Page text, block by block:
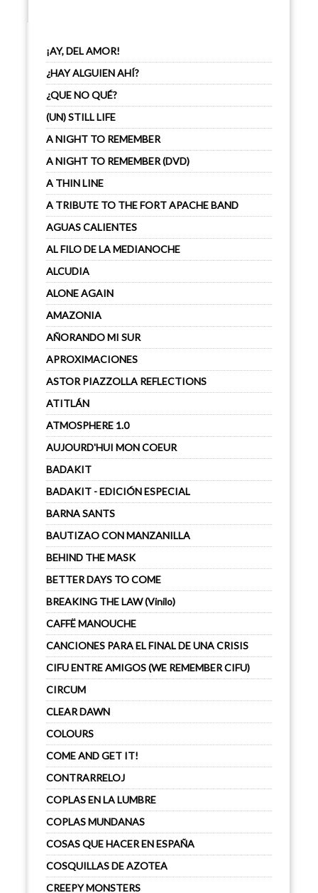
¡AY, DEL AMOR!
¿HAY ALGUIEN AHÍ?
¿QUE NO QUÉ?
(UN) STILL LIFE
A NIGHT TO REMEMBER
A NIGHT TO REMEMBER (DVD)
A THIN LINE
A TRIBUTE TO THE FORT APACHE BAND
AGUAS CALIENTES
AL FILO DE LA MEDIANOCHE
ALCUDIA
ALONE AGAIN
AMAZONIA
AÑORANDO MI SUR
APROXIMACIONES
ASTOR PIAZZOLLA REFLECTIONS
ATITLÁN
ATMOSPHERE 1.0
AUJOURD'HUI MON COEUR
BADAKIT
BADAKIT - EDICIÓN ESPECIAL
BARNA SANTS
BAUTIZAO CON MANZANILLA
BEHIND THE MASK
BETTER DAYS TO COME
BREAKING THE LAW (Vinilo)
CAFFË MANOUCHE
CANCIONES PARA EL FINAL DE UNA CRISIS
CIFU ENTRE AMIGOS (WE REMEMBER CIFU)
CIRCUM
CLEAR DAWN
COLOURS
COME AND GET IT!
CONTRARRELOJ
COPLAS EN LA LUMBRE
COPLAS MUNDANAS
COSAS QUE HACER EN ESPAÑA
COSQUILLAS DE AZOTEA
CREEPY MONSTERS